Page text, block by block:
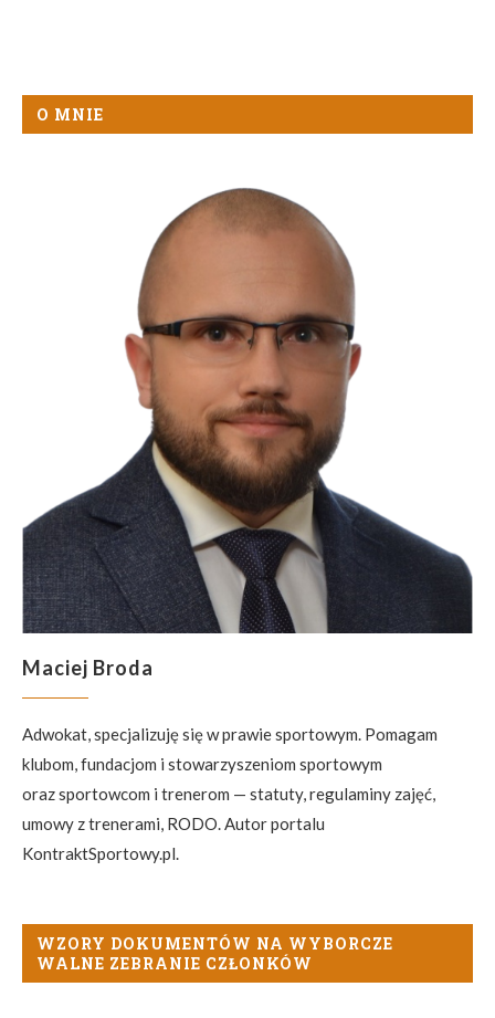
O MNIE
Maciej Broda
Adwokat, specjalizuję się w prawie sportowym. Pomagam
klubom, fundacjom i stowarzyszeniom sportowym
oraz sportowcom i trenerom — statuty, regulaminy zajęć,
umowy z trenerami, RODO. Autor portalu
KontraktSportowy.pl.
WZORY DOKUMENTÓW NA WYBORCZE
WALNE ZEBRANIE CZŁONKÓW